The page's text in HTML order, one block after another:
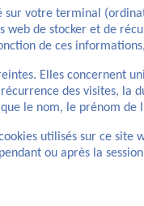
votre terminal
web de stocker et de
de ces
Elles concernent
des visites,
le nom, le prénom
utilisés sur ce
ou après la